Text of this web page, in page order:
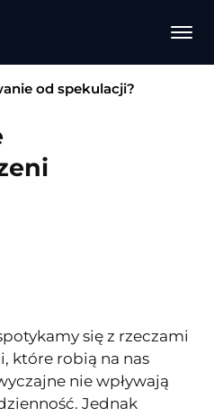
od spekulacji?
się z rzeczami
które robią na nas
nie wpływają
Jednak